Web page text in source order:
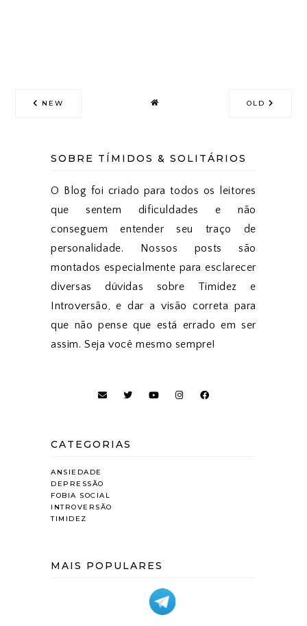
NEW OLD
SOBRE TÍMIDOS & SOLITÁRIOS
O Blog foi criado para todos os leitores
que sentem dificuldades e não
conseguem entender seu traço de
personalidade. Nossos posts são
montados especialmente para esclarecer
diversas dúvidas sobre Timidez e
Introversão, e dar a visão correta para
que não pense que está errado em ser
assim. Seja você mesmo sempre!
CATEGORIAS
ANSIEDADE
DEPRESSÃO
FOBIA SOCIAL
INTROVERSÃO
TIMIDEZ
MAIS POPULARES